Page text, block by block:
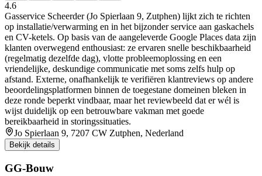
4.6
Gasservice Scheerder (Jo Spierlaan 9, Zutphen) lijkt zich te richten
op installatie/verwarming en in het bijzonder service aan gaskachels
en CV-ketels. Op basis van de aangeleverde Google Places data zijn
klanten overwegend enthousiast: ze ervaren snelle beschikbaarheid
(regelmatig dezelfde dag), vlotte probleemoplossing en een
vriendelijke, deskundige communicatie met soms zelfs hulp op
afstand. Externe, onafhankelijk te verifiëren klantreviews op andere
beoordelingsplatformen binnen de toegestane domeinen bleken in
deze ronde beperkt vindbaar, maar het reviewbeeld dat er wél is
wijst duidelijk op een betrouwbare vakman met goede
bereikbaarheid in storingssituaties.
Jo Spierlaan 9, 7207 CW Zutphen, Nederland
Bekijk details
GG-Bouw